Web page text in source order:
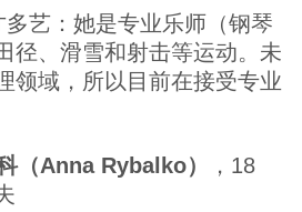
艺：她是专业乐师（钢琴
径、滑雪和射击等运动。未
领域，所以目前在接受专业
（Anna Rybalko）
，18